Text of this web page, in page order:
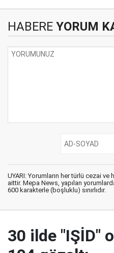
HABERE YORUM
UYARI: Yorumların her türlü cezai
aittir. Mepa News, yapılan
600 karakterle (boşluklu) sınırlıdır.
30 ilde "IŞİD"